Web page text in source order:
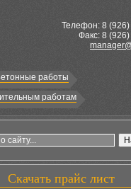
Телефон: 8 (926)
Факс: 8
работы
работам
Скачать прайс лист